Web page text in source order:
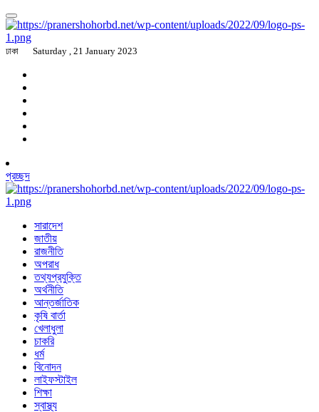
ঢাকা Saturday , 21 January 2023
প্রচ্ছদ
সারাদেশ
জাতীয়
রাজনীতি
অপরাধ
তথ্যপ্রযুক্তি
অর্থনীতি
আন্তর্জাতিক
কৃষি বার্তা
খেলাধুলা
চাকরি
ধর্ম
বিনোদন
লাইফস্টাইল
শিক্ষা
স্বাস্থ্য